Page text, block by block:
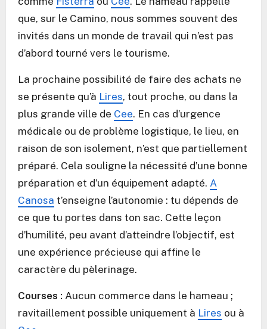
que, sur le Camino, nous sommes souvent des
invités dans un monde de travail qui n’est pas
d’abord tourné vers le tourisme.
La prochaine possibilité de faire des achats ne
se présente qu’à Lires, tout proche, ou dans la
plus grande ville de Cee. En cas d’urgence
médicale ou de problème logistique, le lieu, en
raison de son isolement, n’est que partiellement
préparé. Cela souligne la nécessité d’une bonne
préparation et d’un équipement adapté. A
Canosa t’enseigne l’autonomie : tu dépends de
ce que tu portes dans ton sac. Cette leçon
d’humilité, peu avant d’atteindre l’objectif, est
une expérience précieuse qui affine le
caractère du pèlerinage.
Courses : Aucun commerce dans le hameau ;
ravitaillement possible uniquement à Lires ou à